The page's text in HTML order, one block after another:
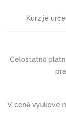
Kurz je
Celostátně
V ceně výukové